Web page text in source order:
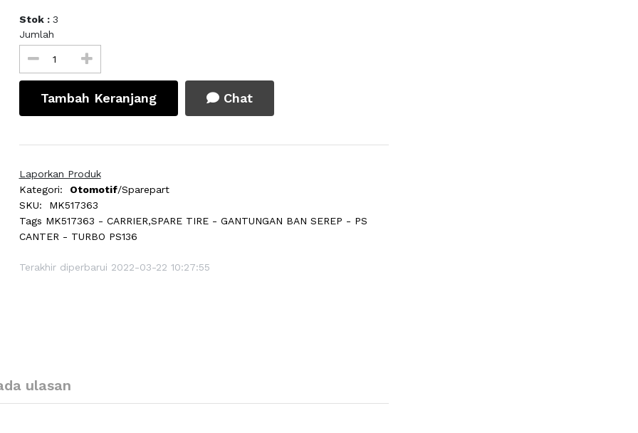
Stok : 3
Jumlah
Tambah Keranjang Chat
Laporkan Produk
Kategori:
Otomotif/Sparepart
SKU:
MK517363
Tags MK517363 - CARRIER,SPARE TIRE - GANTUNGAN BAN SEREP - PS
CANTER - TURBO PS136
Terakhir diperbarui 2022-03-22 10:27:55
ulasan